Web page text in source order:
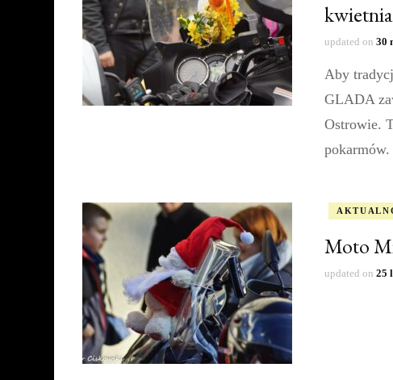
kwietnia
updated on 30
Aby
GLADA
Ostrowie.
Moto
updated on 25